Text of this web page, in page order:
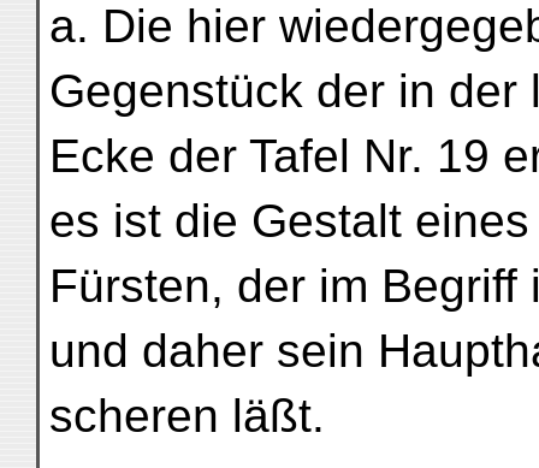
a. Die hier
Gegenstück der in der
Ecke der Tafel Nr. 19
es ist die Gestalt
Fürsten, der im
und daher sein
scheren läßt.